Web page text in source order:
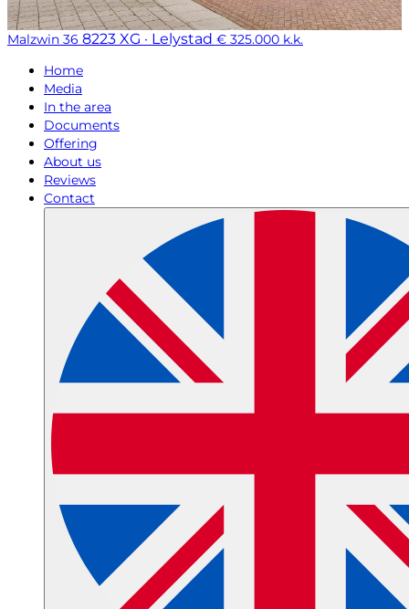
Malzwin 36 8223 XG · Lelystad € 325.000 k.k.
Home
Media
In the area
Documents
Offering
About us
Reviews
Contact